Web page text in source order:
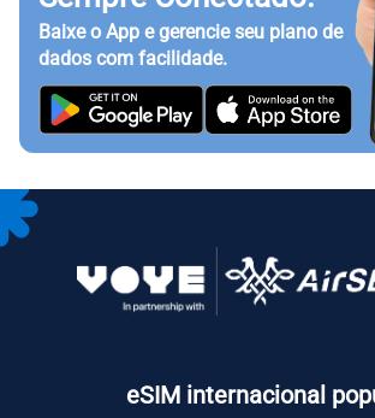
Baixe o App e gerencie seu plano de
dados com facilidade.
eSIM internacional